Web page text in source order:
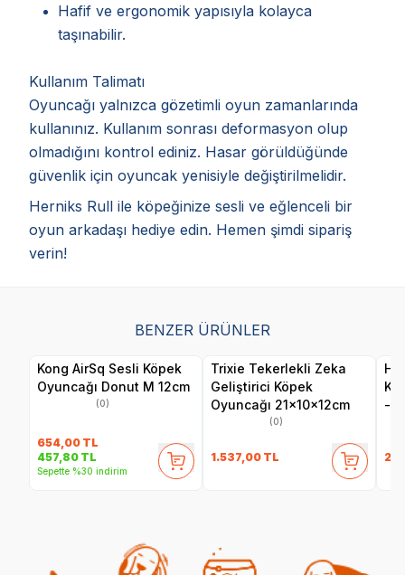
Hafif ve ergonomik yapısıyla kolayca
taşınabilir.
Kullanım Talimatı
Oyuncağı yalnızca gözetimli oyun zamanlarında
kullanınız. Kullanım sonrası deformasyon olup
olmadığını kontrol ediniz. Hasar görüldüğünde
güvenlik için oyuncak yenisiyle değiştirilmelidir.
Herniks Rull ile köpeğinize sesli ve eğlenceli bir
oyun arkadaşı hediye edin. Hemen şimdi sipariş
verin!
BENZER ÜRÜNLER
Kong AirSq Sesli Köpek
Oyuncağı Donut M 12cm
(0)
654,00 TL
457,80 TL
Sepette %30 indirim
Trixie Tekerlekli Zeka
Geliştirici Köpek
Oyuncağı 21x10x12cm
(0)
1.537,00 TL
-